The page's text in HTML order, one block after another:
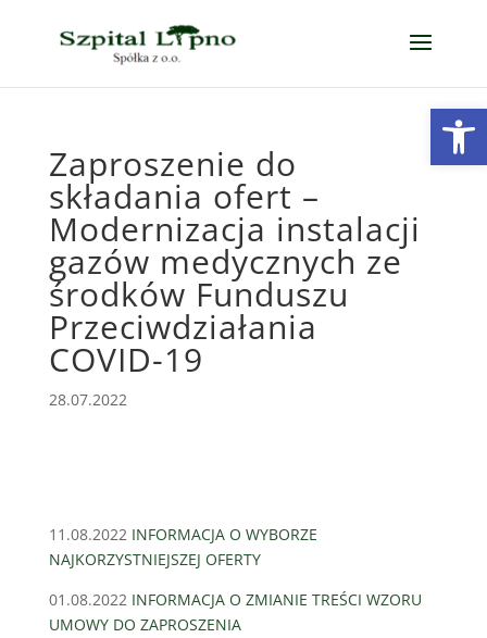
Zaproszenie do
składania ofert –
Modernizacja instalacji
gazów medycznych ze
środków Funduszu
Przeciwdziałania
COVID-19
28.07.2022
11.08.2022 INFORMACJA O WYBORZE
NAJKORZYSTNIEJSZEJ OFERTY
01.08.2022 INFORMACJA O ZMIANIE TREŚCI WZORU
UMOWY DO ZAPROSZENIA